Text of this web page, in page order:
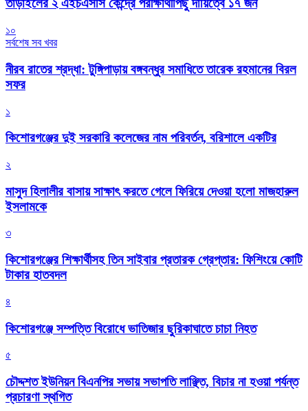
তাড়াইলের ২ এইচএসসি কেন্দ্রে পরীক্ষার্থীপিছু দায়িত্বে ১৭ জন
১০
সর্বশেষ সব খবর
নীরব রাতের শ্রদ্ধা: টুঙ্গিপাড়ায় বঙ্গবন্ধুর সমাধিতে তারেক রহমানের বিরল
সফর
১
কিশোরগঞ্জের দুই সরকারি কলেজের নাম পরিবর্তন, বরিশালে একটির
২
মাসুদ হিলালীর বাসায় সাক্ষাৎ করতে গেলে ফিরিয়ে দেওয়া হলো মাজহারুল
ইসলামকে
৩
কিশোরগঞ্জের শিক্ষার্থীসহ তিন সাইবার প্রতারক গ্রেপ্তার: ফিশিংয়ে কোটি
টাকার হাতবদল
৪
কিশোরগঞ্জে সম্পত্তি বিরোধে ভাতিজার ছুরিকাঘাতে চাচা নিহত
৫
চৌদ্দশত ইউনিয়ন বিএনপির সভায় সভাপতি লাঞ্ছিত, বিচার না হওয়া পর্যন্ত
প্রচারণা স্থগিত